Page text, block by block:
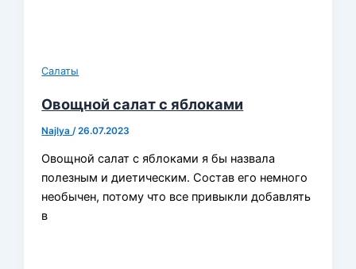
Салаты
Овощной салат с яблоками
Najlya /26.07.2023
Овощной салат с яблоками я бы назвала
полезным и диетическим. Состав его немного
необычен, потому что все привыкли добавлять
в